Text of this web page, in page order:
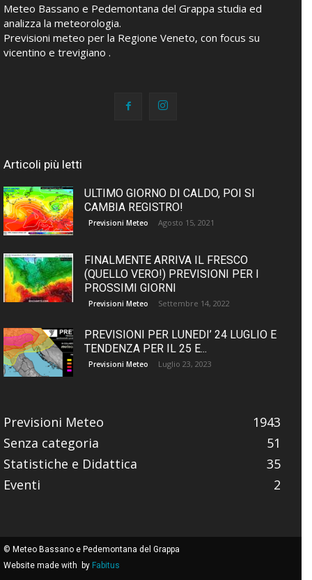
Meteo Bassano e Pedemontana del Grappa studia ed
analizza la meteorologia.
Previsioni meteo per la Regione Veneto, con focus su
vicentino e trevigiano .
Articoli più letti
ULTIMO GIORNO DI CALDO, POI SI
CAMBIA REGISTRO!
Previsioni Meteo Agosto 15, 2021
FINALMENTE ARRIVA IL FRESCO
(QUELLO VERO!) PREVISIONI PER I
PROSSIMI GIORNI
Previsioni Meteo Settembre 14, 2022
PREVISIONI PER LUNEDI’ 24 LUGLIO E
TENDENZA PER IL 25 E...
Previsioni Meteo Luglio 23, 2023
Previsioni Meteo
1943
Senza categoria
51
Statistiche e Didattica
35
Eventi
2
© Meteo Bassano e Pedemontana del Grappa
Website made with
by Fabitus